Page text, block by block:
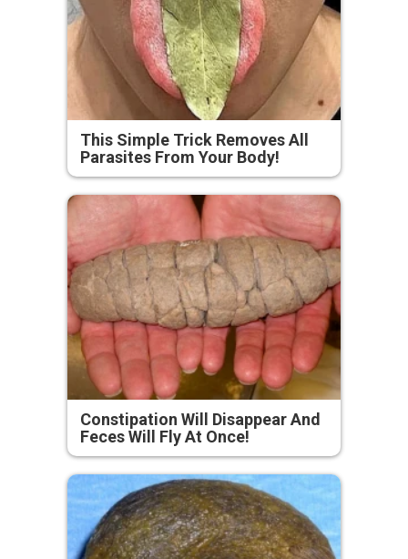
This Simple Trick Removes All
Parasites From Your Body!
Constipation Will Disappear And
Feces Will Fly At Once!